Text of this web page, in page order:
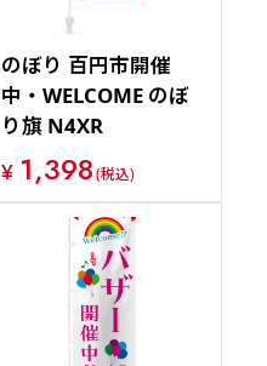
のぼり 百円市開催
中・WELCOME のぼ
り旗 N4XR
¥ 1,398(税込)